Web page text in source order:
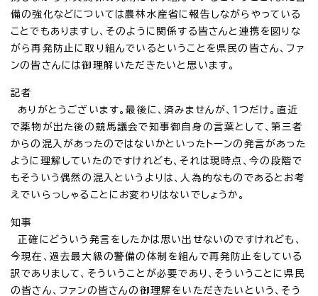
備の強化などについては農林水産省に報告しながらやっている
ことでもありますし、そのように関係する皆さんと連携を図りな
がら再発防止に取り組んでいるということを県民の皆さん、ファ
ンの皆さんには御理解いただきたいと思います。
記者
ありがとうございます。最後に、済みませんが、1つだけ。直近
で薬物が出た後の競馬議会で知事御自身の言葉として、第三者
からの混入があったのではないかといったトーンの発言があった
ように理解していたのですけれども、それは現時点、今の段階で
もそういう偶然の混入というよりは、人為的なものであるとお考
えでいらっしゃることにお変わりはないでしょうか。
知事
正確にどういう発言をしたかは思い出せないのですけれども、
今現在、過去最大級の警備の体制を組んで再発防止をしている
訳でありまして、そういうことが必要であり、そういうことに県民
の皆さん、ファンの皆さんの御理解をいただきたいという、そう